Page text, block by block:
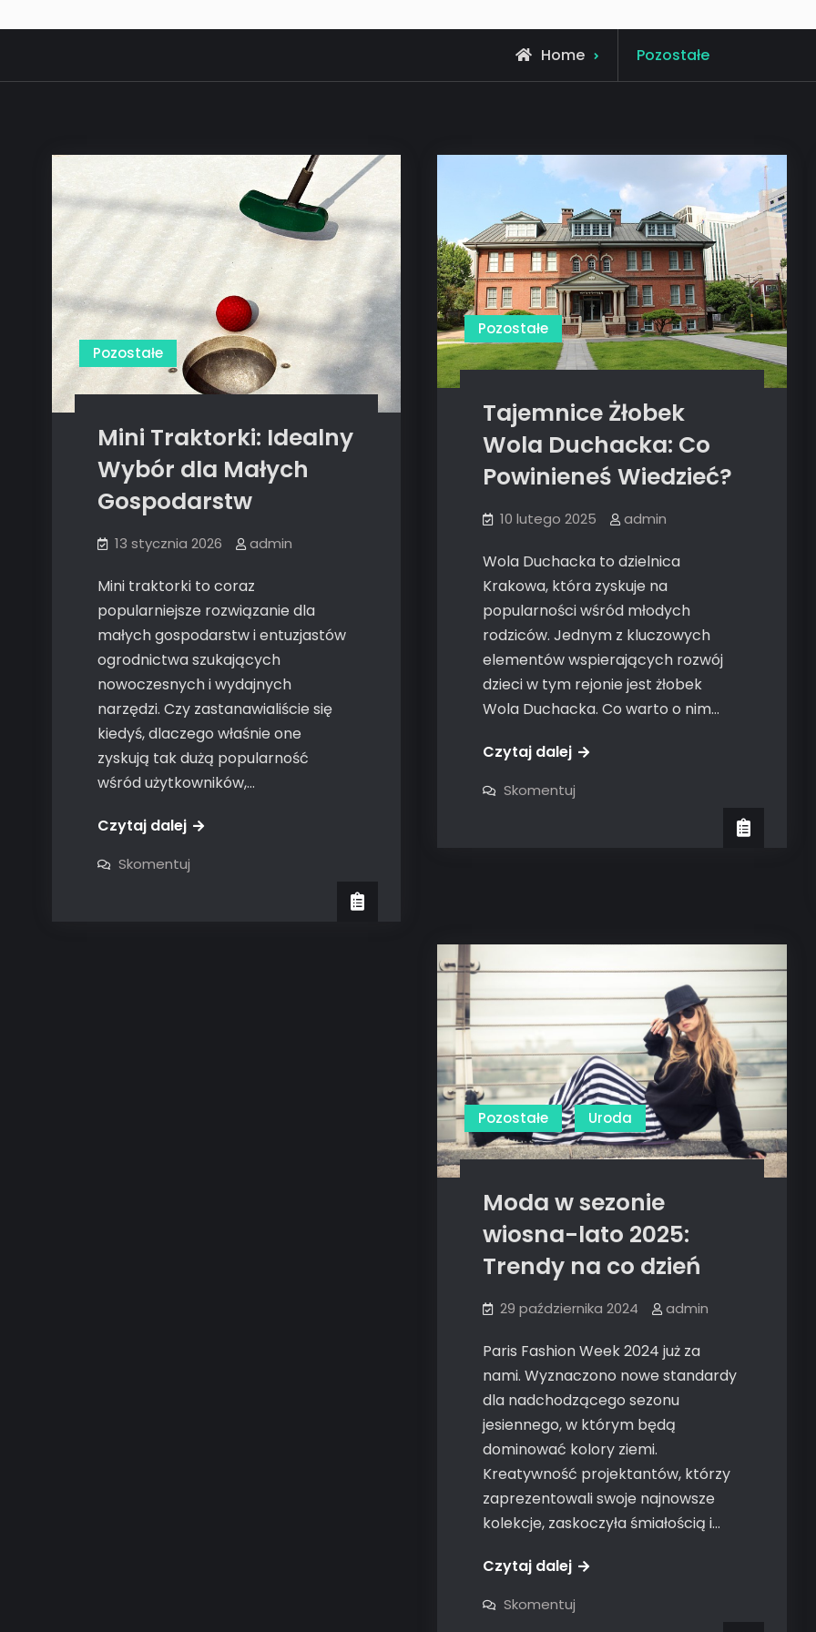
Home
Archive
for
Pozostałe
Pozostałe
Mini Traktorki: Idealny
Wybór dla Małych
Gospodarstw
13 stycznia 2026 admin
Mini traktorki to coraz
popularniejsze rozwiązanie dla
małych gospodarstw i entuzjastów
ogrodnictwa szukających
nowoczesnych i wydajnych
narzędzi. Czy zastanawialiście się
kiedyś, dlaczego właśnie one
zyskują tak dużą popularność
wśród użytkowników,…
Czytaj dalej
Skomentuj
Pozostałe
Tajemnice Żłobek
Wola Duchacka: Co
Powinieneś Wiedzieć?
10 lutego 2025 admin
Wola Duchacka to dzielnica
Krakowa, która zyskuje na
popularności wśród młodych
rodziców. Jednym z kluczowych
elementów wspierających rozwój
dzieci w tym rejonie jest żłobek
Wola Duchacka. Co warto o nim…
Czytaj dalej
Skomentuj
Pozostałe Uroda
Moda w sezonie
wiosna-lato 2025:
Trendy na co dzień
29 października 2024 admin
Paris Fashion Week 2024 już za
nami. Wyznaczono nowe standardy
dla nadchodzącego sezonu
jesiennego, w którym będą
dominować kolory ziemi.
Kreatywność projektantów, którzy
zaprezentowali swoje najnowsze
kolekcje, zaskoczyła śmiałością i…
Czytaj dalej
Skomentuj